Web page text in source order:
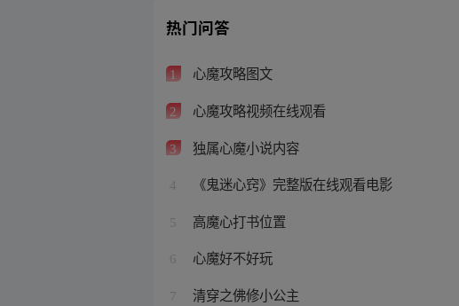
热门问答
1 心魔攻略图文
2 心魔攻略视频在线观看
3 独属心魔小说内容
4 《鬼迷心窍》完整版在线观看电影
5 高魔心打书位置
6 心魔好不好玩
7 清穿之佛修小公主